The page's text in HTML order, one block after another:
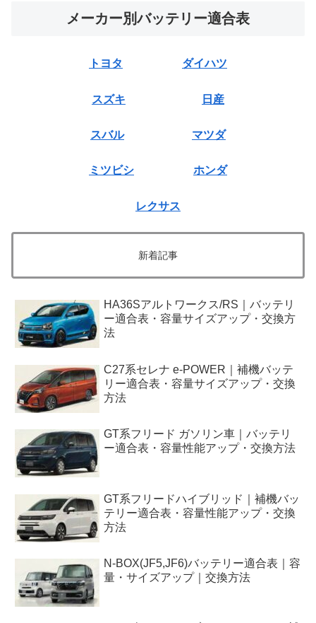
メーカー別バッテリー適合表
トヨタ ダイハツ
スズキ 日産
スバル マツダ
ミツビシ ホンダ
レクサス
新着記事
HA36Sアルトワークス/RS｜バッテリ
ー適合表・容量サイズアップ・交換方
法
C27系セレナ e-POWER｜補機バッテ
リー適合表・容量サイズアップ・交換
方法
GT系フリード ガソリン車｜バッテリ
ー適合表・容量性能アップ・交換方法
GT系フリードハイブリッド｜補機バッ
テリー適合表・容量性能アップ・交換
方法
N-BOX(JF5,JF6)バッテリー適合表｜容
量・サイズアップ｜交換方法